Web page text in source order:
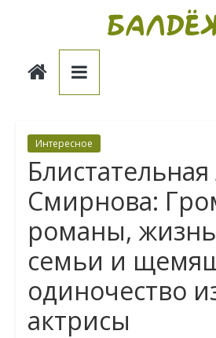
Балдёж
Интересное
Смирнова:
романы,
семьи и
одиночество
актрисы